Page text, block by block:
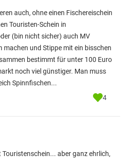
auch, ohne einen Fischereischein
Touristen-Schein in
(bin nicht sicher) auch MV
machen und Stippe mit ein bisschen
bestimmt für unter 100 Euro
noch viel günstiger. Man muss
Spinnfischen...
4
aber ganz ehrlich,